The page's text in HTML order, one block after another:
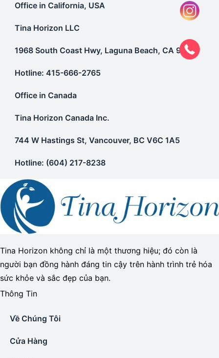
Office in California, USA
Tina Horizon LLC
1968 South Coast Hwy, Laguna Beach, CA 92651
Hotline: 415-666-2765
Office in Canada
Tina Horizon Canada Inc.
744 W Hastings St, Vancouver, BC V6C 1A5
Hotline: (604) 217-8238
Tina Horizon không chỉ là một thương hiệu; đó còn là
người bạn đồng hành đáng tin cậy trên hành trình trẻ hóa
sức khỏe và sắc đẹp của bạn.
Thông Tin
Về Chúng Tôi
Cửa Hàng